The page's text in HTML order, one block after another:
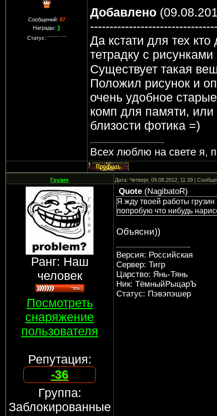
Сообщений: 87
Награды: 3
Статус:
Добавлено
Да кстати для тех кто
тетрадку с
Существует такая
Положил рисунок и
очень удобное
комп для памяти,
близости фотика =)
Всех люблю на свете я,
Грузин Дата: Четверг, 09.08.2012, 11:39 |
Ранг: Наш
человек
Посмотреть
снаряжение
пользователя
Репутация:
-36
Группа:
Заблокированные
Quote(NagibatoR)
Я жду твоей работы
попробую что нибудь
Объясни))
Версия: Российская
Сервер: Тигр
Царство: Янь-Тянь
Ник: ТёмныйРыцарЪ
Статус: Пэвэпэшер